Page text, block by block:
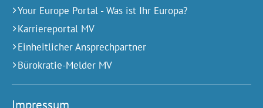
Your Europe Portal - Was ist Ihr Europa?
Karriereportal MV
Einheitlicher Ansprechpartner
Bürokratie-Melder MV